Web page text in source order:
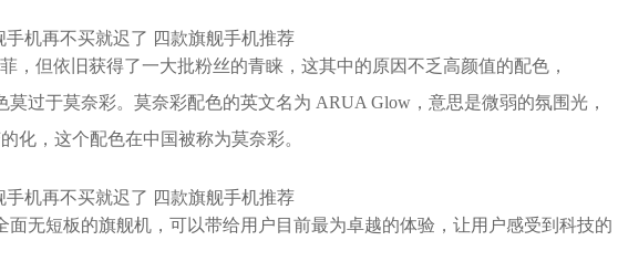
，但依旧获得了一大批粉丝的青睐，这其中的原因不乏高颜值的配色，
莫过于莫奈彩。莫奈彩配色的英文名为 ARUA Glow，意思是微弱的氛围光，
化，这个配色在中国被称为莫奈彩。
面无短板的旗舰机，可以带给用户目前最为卓越的体验，让用户感受到科技的